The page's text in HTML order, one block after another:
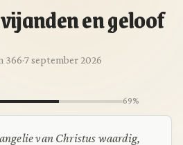
en geloof
366·7 september 2026
69%
van Christus waardig,